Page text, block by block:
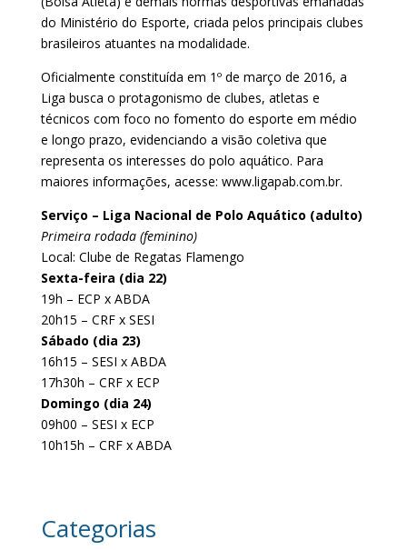
do Ministério do Esporte, criada pelos principais clubes
brasileiros atuantes na modalidade.
Oficialmente constituída em 1º de março de 2016, a
Liga busca o protagonismo de clubes, atletas e
técnicos com foco no fomento do esporte em médio
e longo prazo, evidenciando a visão coletiva que
representa os interesses do polo aquático. Para
maiores informações, acesse: www.ligapab.com.br.
Serviço – Liga Nacional de Polo Aquático (adulto)
Primeira rodada (feminino)
Local: Clube de Regatas Flamengo
Sexta-feira (dia 22)
19h – ECP x ABDA
20h15 – CRF x SESI
Sábado (dia 23)
16h15 – SESI x ABDA
17h30h – CRF x ECP
Domingo (dia 24)
09h00 – SESI x ECP
10h15h – CRF x ABDA
Categorias